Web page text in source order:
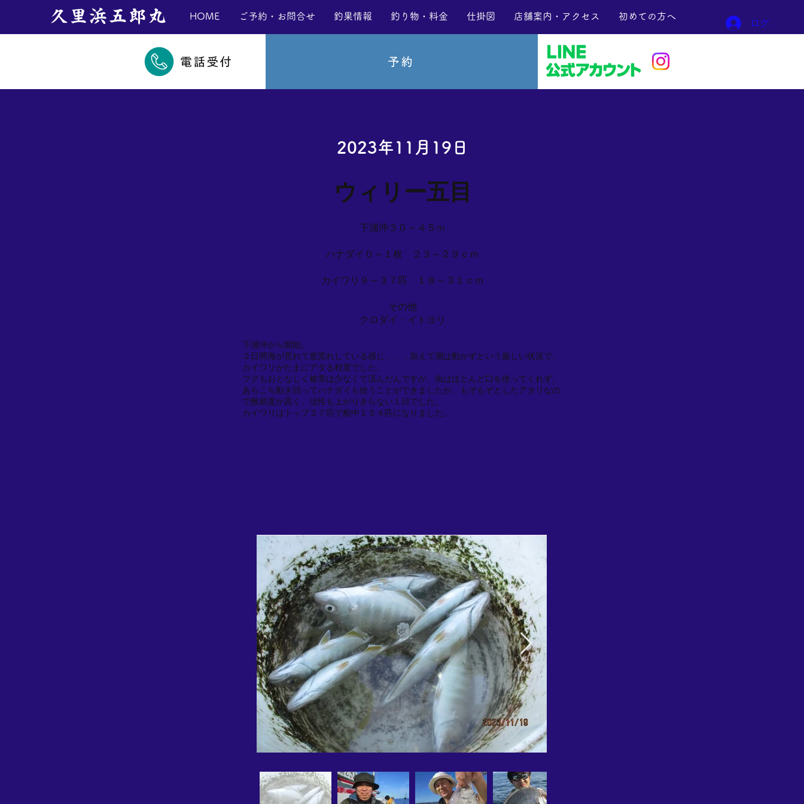
​久里浜五郎丸 HOME ご予約・お問合せ 釣果情報 釣り物・料金 仕掛図 店舗案内・アクセス 初めての方へ
ログイン
電話受付 予約
2023年11月19日
ウィリー五目
下浦沖３０～４５ｍ
ハナダイ０～１枚 ２３～２９ｃｍ
カイワリ９～３７匹 １８～３１ｃｍ
その他
クロダイ・イトヨリ
下浦沖から開始。
２日間海が荒れて底荒れしている感じ．．．加えて潮は動かずという厳しい状況で、
カイワリがたまにアタる程度でした。
フグもおとなしく被害は少なくて済んだんですが、魚はほとんど口を使ってくれず。
あちこち動き回ってハナダイも拾うことができましたが、もぞもぞとしたアタリなの
で難易度が高く、活性も上がりきらない１日でした。
カイワリはトップ３７匹で船中１５４匹になりました。